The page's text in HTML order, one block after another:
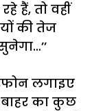
रहे हैं, तो वहीं
की तेज
…’’
लगाइए
बाहर का कुछ